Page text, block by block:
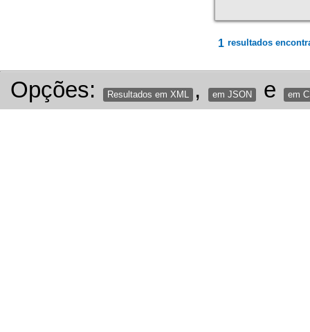
1 resultados
Opções: Resultados em XML , em JSON e em